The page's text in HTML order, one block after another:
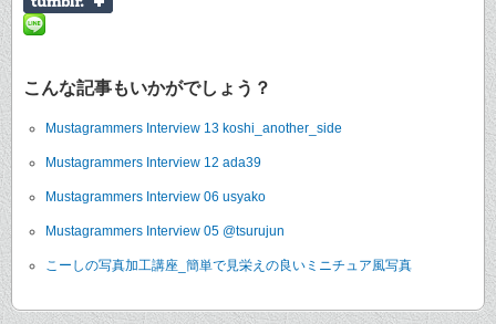
こんな記事もいかがでしょう？
Mustagrammers Interview 13 koshi_another_side
Mustagrammers Interview 12 ada39
Mustagrammers Interview 06 usyako
Mustagrammers Interview 05 @tsurujun
こーしの写真加工講座_簡単で見栄えの良いミニチュア風写真